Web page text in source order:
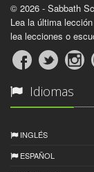
© 2026 - Sabbath
Lea la última
lea lecciones o
Idiomas
INGLÉS
ESPAÑOL